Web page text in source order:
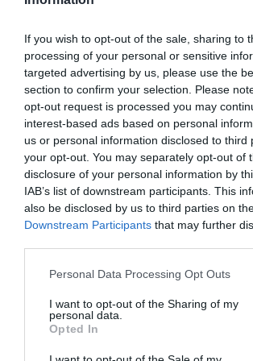
If you wish to opt-out of the sale, sharing to
processing of your personal or sensitive
targeted advertising by us, please use the
section to confirm your selection. Please
opt-out request is processed you may
interest-based ads based on personal
us or personal information disclosed to third
your opt-out. You may separately opt-out of
disclosure of your personal information by
IAB’s list of downstream participants. This
also be disclosed by us to third parties on
Downstream Participants that may further
Please note that this website/app uses one
not limited to your visit or usage behaviour.
grant or deny consent to Google and its
use your data for below specified purposes
consent section.
Personal Data Processing Opt Outs
I want to opt-out of the Sharing of my
personal data.
Opted In
fun fact: the Melania doppelganger
actually happened on a Ryanair flight
2015 #Election2020 pic.twitter.com/
— Ryanair (@Ryanair)November 5, 2020
Ryanair akciós repjegy az
elnökválasztás alkalmából
Biden: 264
Trump: 214
Akciós repjegy: 9,99
forrás:Twitter